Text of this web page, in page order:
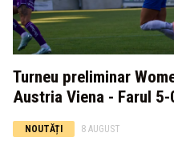
Turneu preliminar
Austria Viena - Farul 5-
NOUTĂȚI 8 AUGUST